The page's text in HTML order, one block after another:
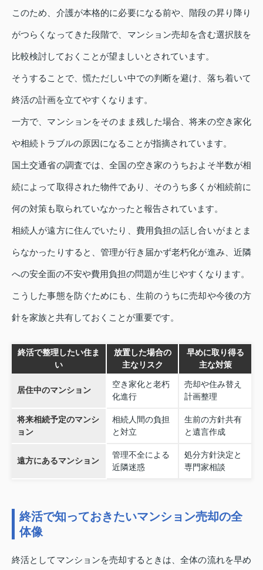
このため、介護が本格的に必要になる前や、階段の昇り降り
がつらくなってきた段階で、マンション売却を含む選択肢を
比較検討しておくことが望ましいとされています。
そうすることで、慌ただしい中での判断を避け、落ち着いて
終活の計画を立てやすくなります。
一方で、マンションをそのまま残した場合、将来の空き家化
や相続トラブルの原因になることが指摘されています。
国土交通省の調査では、全国の空き家のうちおよそ半数が相
続によって取得された物件であり、そのうち多くが相続前に
何の対策も取られていなかったと報告されています。
相続人が遠方に住んでいたり、費用負担の話し合いがまとま
らなかったりすると、管理が行き届かず老朽化が進み、近隣
への安全面の不安や費用負担の問題が生じやすくなります。
こうした事態を防ぐためにも、生前のうちに売却や今後の方
針を家族と共有しておくことが重要です。
終活で整理したい住ま
い
放置した場合の
主なリスク
早めに取り得る
主な対策
居住中のマンション
空き家化と老朽
化進行
売却や住み替え
計画整理
将来相続予定のマンシ
ョン
相続人間の負担
と対立
生前の方針共有
と遺言作成
遠方にあるマンション
管理不全による
近隣迷惑
処分方針決定と
専門家相談
終活で知っておきたいマンション売却の全
体像
終活としてマンションを売却するときは、全体の流れを早め